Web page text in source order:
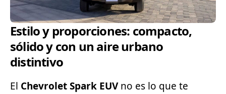
Estilo y proporciones: compacto,
sólido y con un aire urbano
distintivo
El Chevrolet Spark EUVno es lo que te